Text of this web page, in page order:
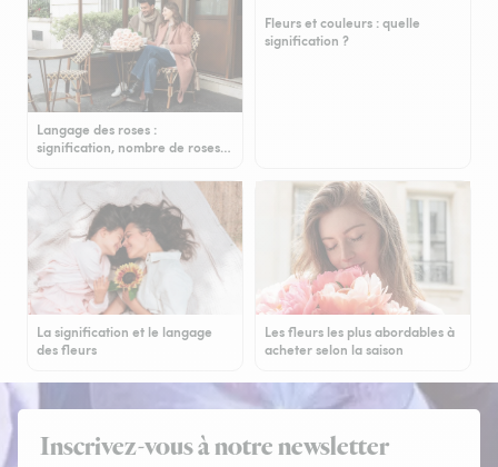
Langage des roses :
signification, nombre de roses…
Fleurs et couleurs : quelle
signification ?
La signification et le langage
des fleurs
Les fleurs les plus abordables à
acheter selon la saison
Inscrivez-vous à notre newsletter